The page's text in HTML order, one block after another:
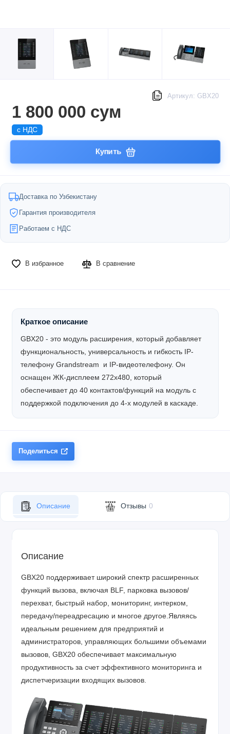
Артикул: GBX20
1 800 000 сум
с НДС
Купить
Доставка по Узбекистану
Гарантия производителя
Работаем с НДС
В избранное В сравнение
Краткое описание
GBX20 - это модуль расширения, который добавляет
функциональность, универсальность и гибкость IP-
телефону Grandstream и IP-видеотелефону. Он
оснащен ЖК-дисплеем 272x480, который
обеспечивает до 40 контактов/функций на модуль с
поддержкой подключения до 4-х модулей в каскаде.
Поделиться
Описание Отзывы 0
Описание
GBX20 поддерживает широкий спектр расширенных
функций вызова, включая BLF, парковка вызовов/
перехват, быстрый набор, мониторинг, интерком,
передачу/переадресацию и многое другое.Являясь
идеальным решением для предприятий и
администраторов, управляющих большими объемами
вызовов, GBX20 обеспечивает максимальную
продуктивность за счет эффективного мониторинга и
диспетчеризации входящих вызовов.